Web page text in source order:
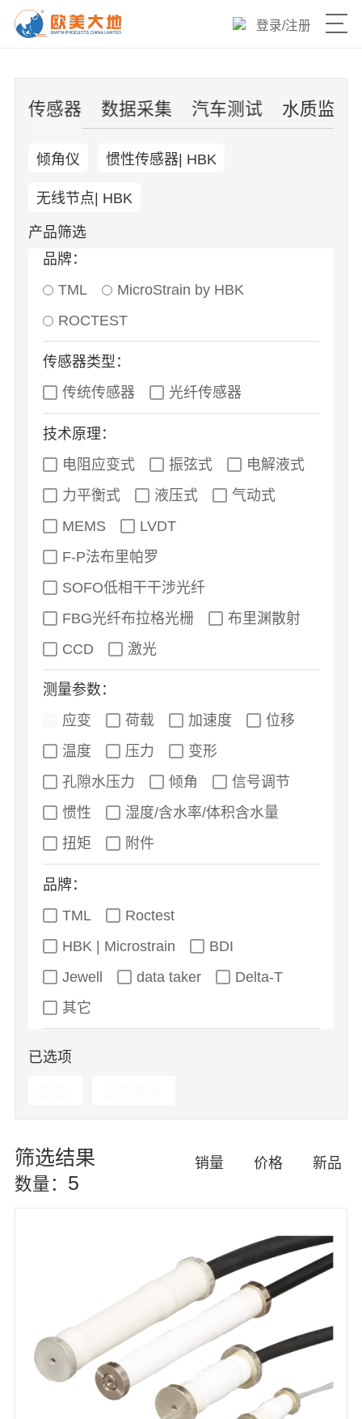
登录/注册
热销爆品
新品速递
技术与服务
欧美大地官网
传感器 数据采集 汽车测试 水质监测
倾角仪 惯性传感器| HBK
无线节点| HBK
产品筛选
品牌：
TML
MicroStrain by HBK
ROCTEST
传感器类型：
传统传感器
光纤传感器
技术原理：
电阻应变式
振弦式
电解液式
力平衡式
液压式
气动式
MEMS
LVDT
F-P法布里帕罗
SOFO低相干干涉光纤
FBG光纤布拉格光栅
布里渊散射
CCD
激光
测量参数：
应变
荷载 加速度
位移
温度
压力
变形
孔隙水压力
倾角
信号调节
惯性
湿度/含水率/体积含水量
扭矩
附件
品牌：
TML
Roctest
HBK | Microstrain
BDI
Jewell
data taker
Delta-T
其它
已选项
筛选结果
数量： 5
销量 价格 新品